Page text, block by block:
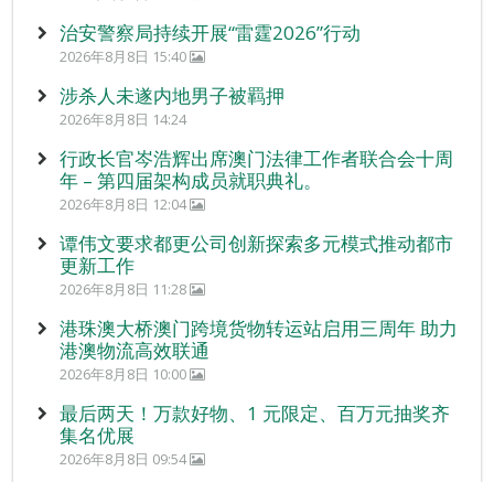
治安警察局持续开展“雷霆2026”行动
2026年8月8日 15:40
涉杀人未遂内地男子被羁押
2026年8月8日 14:24
行政长官岑浩辉出席澳门法律工作者联合会十周
年 – 第四届架构成员就职典礼。
2026年8月8日 12:04
谭伟文要求都更公司创新探索多元模式推动都市
更新工作
2026年8月8日 11:28
港珠澳大桥澳门跨境货物转运站启用三周年 助力
港澳物流高效联通
2026年8月8日 10:00
最后两天！万款好物、1 元限定、百万元抽奖齐
集名优展
2026年8月8日 09:54